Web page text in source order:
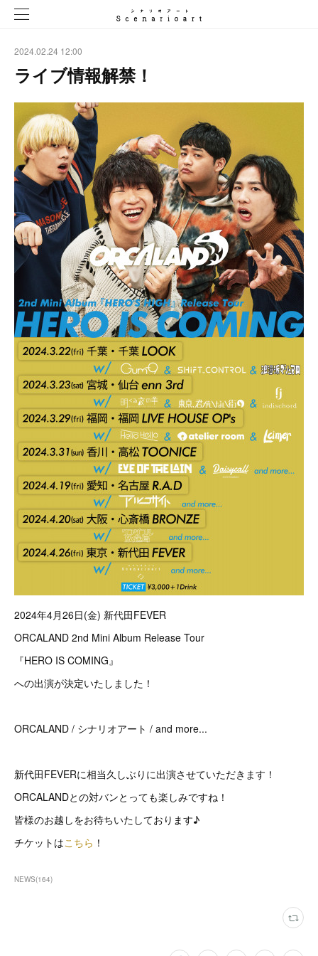
2024.02.24 12:00
ライブ情報解禁！
2024年4月26日(金) 新代田FEVER
ORCALAND 2nd Mini Album Release Tour
『HERO IS COMING』
への出演が決定いたしました！
ORCALAND / シナリオアート / and more...
新代田FEVERに相当久しぶりに出演させていただきます！
ORCALANDとの対バンとっても楽しみですね！
皆様のお越しをお待ちいたしております♪
チケットはこちら ！
NEWS(164)